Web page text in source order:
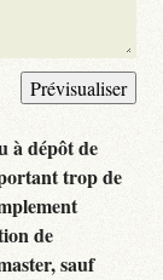
à dépôt de
trop de
de
sauf